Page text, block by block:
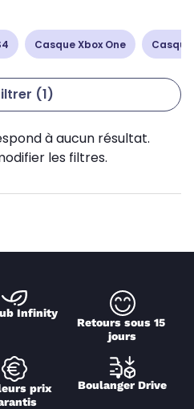
Casque Xbox One Casque
(1)
à aucun résultat.
les filtres.
Infinity
Retours sous 15
jours
prix
Boulanger Drive